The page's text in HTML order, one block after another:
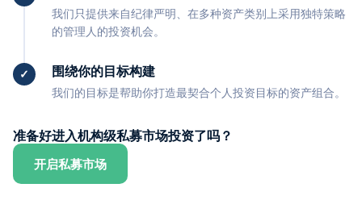
我们只提供来自纪律严明、在多种资产类别上采用独特策略
的管理人的投资机会。
围绕你的目标构建
我们的目标是帮助你打造最契合个人投资目标的资产组合。
准备好进入机构级私募市场投资了吗？
开启私募市场